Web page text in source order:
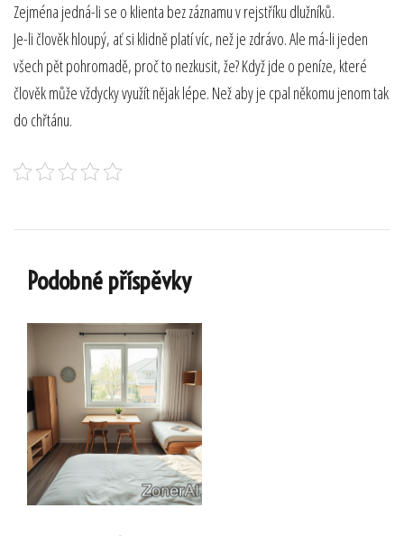
Zejména jedná-li se o klienta bez záznamu v rejstříku dlužníků.
Je-li člověk hloupý, ať si klidně platí víc, než je zdrávo. Ale má-li jeden
všech pět pohromadě, proč to nezkusit, že? Když jde o peníze, které
člověk může vždycky využít nějak lépe. Než aby je cpal někomu jenom tak
do chřtánu.
Podobné příspěvky